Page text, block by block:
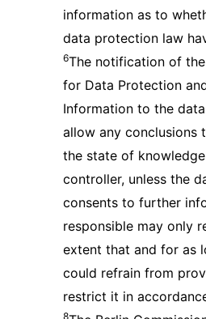
information as to
data protection law
6The notification of
for Data Protection
Information to the
allow any conclusions
the state of
controller, unless the
consents to further
responsible may only
extent that and for as
could refrain from
restrict it in
8